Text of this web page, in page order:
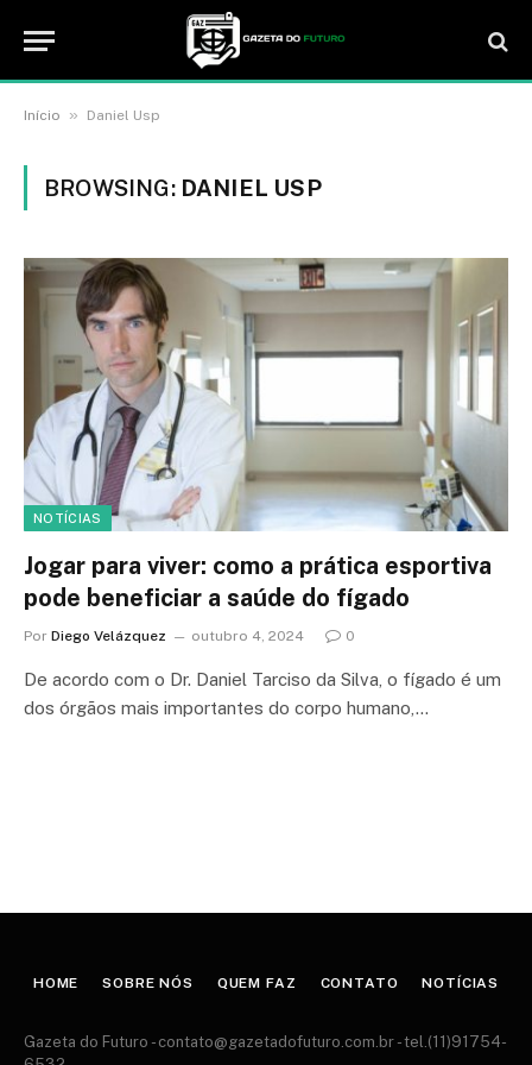
Início » Daniel Usp
BROWSING: DANIEL USP
NOTÍCIAS
Jogar para viver: como a prática esportiva
pode beneficiar a saúde do fígado
Por Diego Velázquez outubro 4, 2024 0
De acordo com o Dr. Daniel Tarciso da Silva, o fígado é um
dos órgãos mais importantes do corpo humano,…
HOME SOBRE NÓS QUEM FAZ CONTATO NOTÍCIAS
Gazeta do Futuro - contato@gazetadofuturo.com.br - tel.(11)91754-